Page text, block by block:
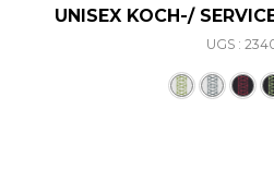
UNISEX KOCH-/
UGS :